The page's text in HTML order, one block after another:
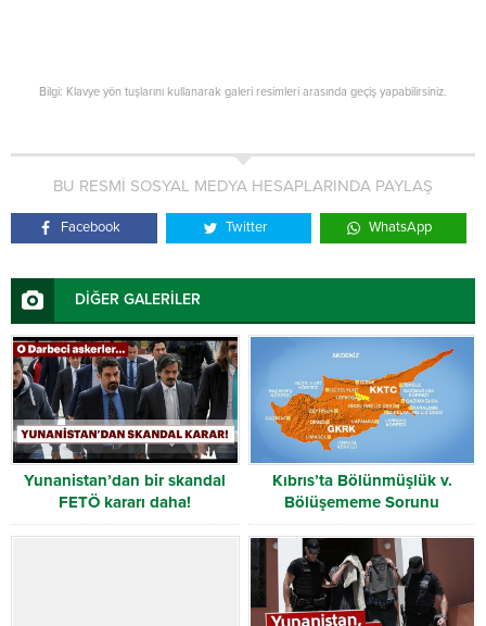
Bilgi: Klavye yön tuşlarını kullanarak galeri resimleri arasında geçiş yapabilirsiniz.
BU RESMİ SOSYAL MEDYA HESAPLARINDA PAYLAŞ
Facebook Twitter WhatsApp
DİĞER GALERİLER
Yunanistan’dan bir skandal
FETÖ kararı daha!
Kıbrıs’ta Bölünmüşlük v.
Bölüşememe Sorunu